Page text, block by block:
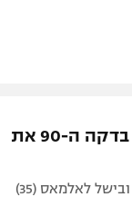
נאפולי גברה על אטלאנטה, מילאן ניצחה בדקה ה-90 את
לוקמן כבש לשנייה בטבלה (19), אך אוסימן כבש (23) ובישל לאלמאס (35)